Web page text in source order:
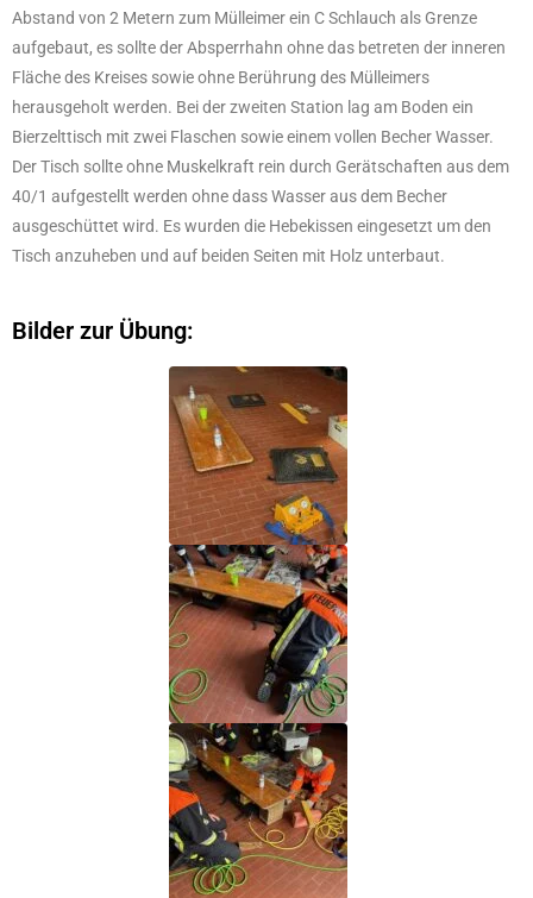
Abstand von 2 Metern zum Mülleimer ein C Schlauch als Grenze
aufgebaut, es sollte der Absperrhahn ohne das betreten der inneren
Fläche des Kreises sowie ohne Berührung des Mülleimers
herausgeholt werden. Bei der zweiten Station lag am Boden ein
Bierzelttisch mit zwei Flaschen sowie einem vollen Becher Wasser.
Der Tisch sollte ohne Muskelkraft rein durch Gerätschaften aus dem
40/1 aufgestellt werden ohne dass Wasser aus dem Becher
ausgeschüttet wird. Es wurden die Hebekissen eingesetzt um den
Tisch anzuheben und auf beiden Seiten mit Holz unterbaut.
Bilder zur Übung: